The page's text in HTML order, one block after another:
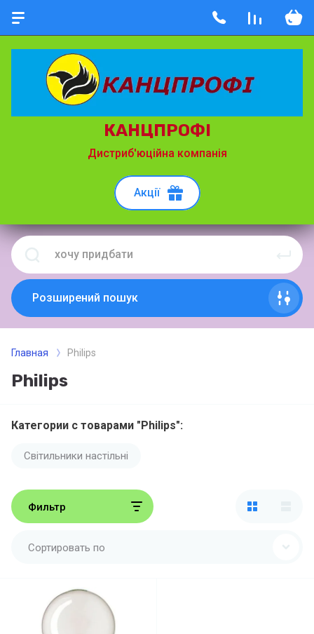
КАНЦПРОФІ
Дистриб'юційна компанія
Акції
Розширений пошук
Главная Philips
Philips
Категории с товарами "Philips":
Світильники настільні
Фильтр
Сортировать по